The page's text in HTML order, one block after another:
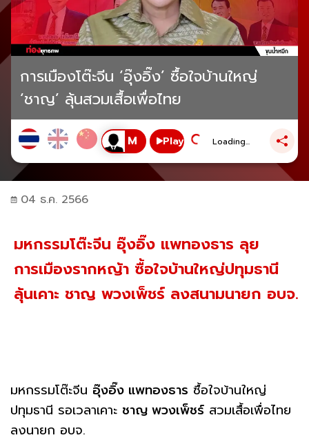
การเมืองโต๊ะจีน ‘อุ๊งอิ๊ง’ ซื้อใจบ้านใหญ่
‘ชาญ’ ลุ้นสวมเสื้อเพื่อไทย
Play Loading...
04 ธ.ค. 2566
มหกรรมโต๊ะจีน อุ๊งอิ๊ง แพทองธาร ลุย
การเมืองรากหญ้า ซื้อใจบ้านใหญ่ปทุมธานี
ลุ้นเคาะ ชาญ พวงเพ็ชร์ ลงสนามนายก อบจ.
มหกรรมโต๊ะจีน อุ๊งอิ๊ง แพทองธาร ซื้อใจบ้านใหญ่
ปทุมธานี รอเวลาเคาะ ชาญ พวงเพ็ชร์ สวมเสื้อเพื่อไทย
ลงนายก อบจ.